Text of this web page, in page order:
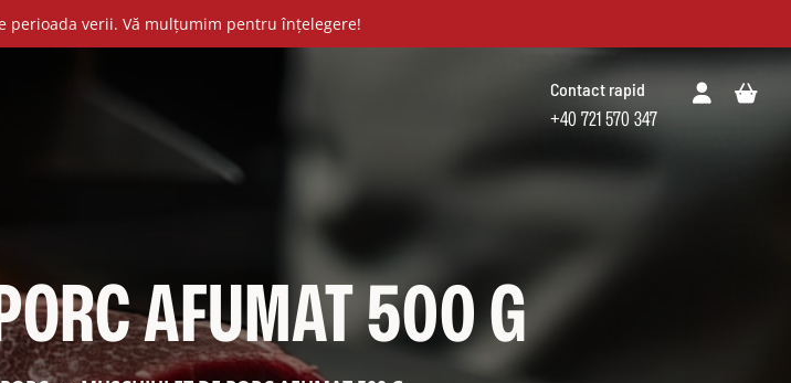
perioada verii. Vă mulțumim pentru înțelegere!
Contact rapid
+40 721 570 347
AFUMAT 500 G